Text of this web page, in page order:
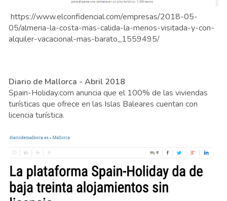
https://www.elconfidencial.com/empresas/2018-05-
05/almeria-la-costa-mas-calida-la-menos-visitada-y-con-
alquiler-vacacional-mas-barato_1559495/
Diario de Mallorca - Abril 2018
Spain-Holiday.com anuncia que el 100% de las viviendas
turísticas que ofrece en las Islas Baleares cuentan con
licencia turística.